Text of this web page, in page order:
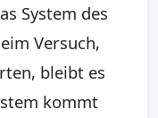
System des
Versuch,
bleibt es
kommt